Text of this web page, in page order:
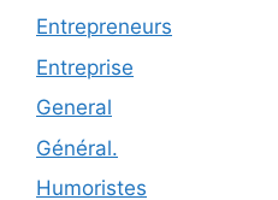
Entrepreneurs
Entreprise
General
Général.
Humoristes